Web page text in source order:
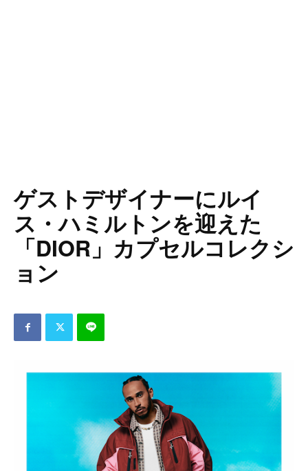
ゲストデザイナーにルイ
ス・ハミルトンを迎えた
「DIOR」カプセルコレクシ
ョン